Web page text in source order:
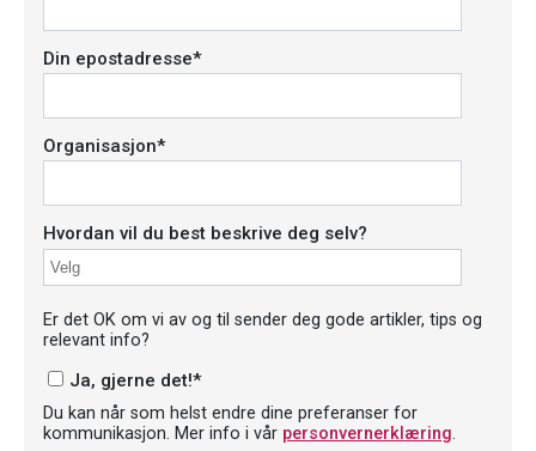
Din epostadresse*
Organisasjon*
Hvordan vil du best beskrive deg selv?
Er det OK om vi av og til sender deg gode artikler, tips og
relevant info?
Ja, gjerne det!*
Du kan når som helst endre dine preferanser for
kommunikasjon. Mer info i vår personvernerklæring.